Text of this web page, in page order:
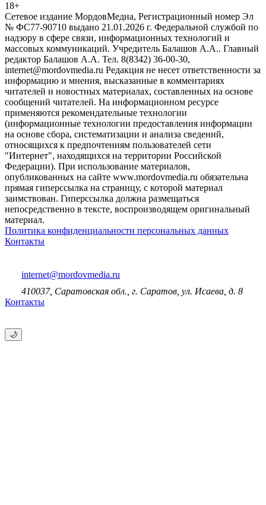
18+
Сетевое издание МордовМедиа, Регистрационный номер Эл
№ ФС77-90710 выдано 21.01.2026 г. Федеральной службой по
надзору в сфере связи, информационных технологий и
массовых коммуникаций. Учредитель Балашов А.А.. Главный
редактор Балашов А.А. Тел. 8(8342) 36-00-30,
internet@mordovmedia.ru Редакция не несет ответственности за
информацию и мнения, высказанные в комментариях
читателей и новостных материалах, составленных на основе
сообщений читателей. На информационном ресурсе
применяются рекомендательные технологии
(информационные технологии предоставления информации
на основе сбора, систематизации и анализа сведений,
относящихся к предпочтениям пользователей сети
"Интернет", находящихся на территории Российской
Федерации). При использование материалов,
опубликованных на сайте www.mordovmedia.ru обязательна
прямая гиперссылка на страницу, с которой материал
заимствован. Гиперссылка должна размещаться
непосредственно в тексте, воспроизводящем оригинальный
материал.
Политика конфиденциальности персональных данных
Контакты
internet@mordovmedia.ru
410037, Саратовская обл., г. Саратов, ул. Исаева, д. 8
Контакты
🌙